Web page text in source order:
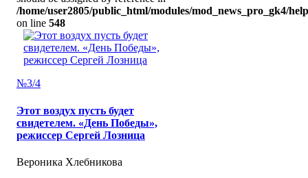
/home/user2805/public_html/modules/mod_news_pro_gk4/
on line 548
№3/4
Этот воздух пусть будет
свидетелем. «День Победы»,
режиссер Сергей Лозница
Вероника Хлебникова